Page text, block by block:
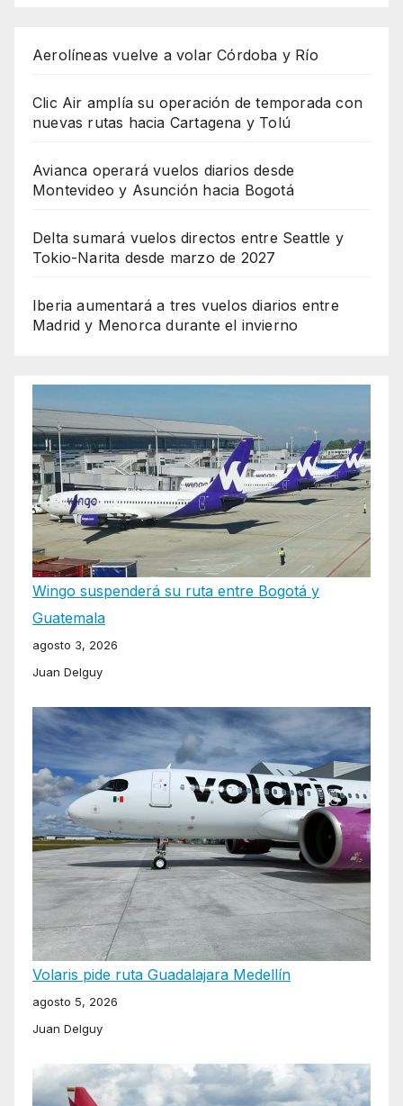
Aerolíneas vuelve a volar Córdoba y Río
Clic Air amplía su operación de temporada con
nuevas rutas hacia Cartagena y Tolú
Avianca operará vuelos diarios desde
Montevideo y Asunción hacia Bogotá
Delta sumará vuelos directos entre Seattle y
Tokio-Narita desde marzo de 2027
Iberia aumentará a tres vuelos diarios entre
Madrid y Menorca durante el invierno
Wingo suspenderá su ruta entre Bogotá y
Guatemala
agosto 3, 2026
Juan Delguy
Volaris pide ruta Guadalajara Medellín
agosto 5, 2026
Juan Delguy